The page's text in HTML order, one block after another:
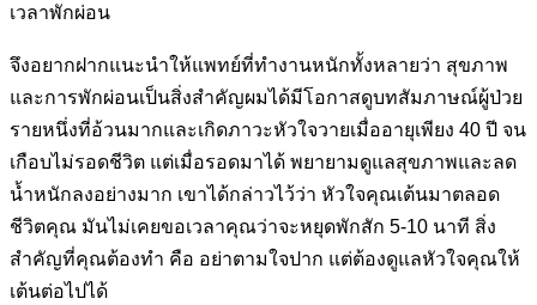
เวลาพักผ่อน
จึงอยากฝากแนะนำให้แพทย์ที่ทำงานหนักทั้งหลายว่า สุขภาพ
และการพักผ่อนเป็นสิ่งสำคัญผมได้มีโอกาสดูบทสัมภาษณ์ผู้ป่วย
รายหนึ่งที่อ้วนมากและเกิดภาวะหัวใจวายเมื่ออายุเพียง 40 ปี จน
เกือบไม่รอดชีวิต แต่เมื่อรอดมาได้ พยายามดูแลสุขภาพและลด
น้ำหนักลงอย่างมาก เขาได้กล่าวไว้ว่า หัวใจคุณเต้นมาตลอด
ชีวิตคุณ มันไม่เคยขอเวลาคุณว่าจะหยุดพักสัก 5-10 นาที สิ่ง
สำคัญที่คุณต้องทำ คือ อย่าตามใจปาก แต่ต้องดูแลหัวใจคุณให้
เต้นต่อไปได้